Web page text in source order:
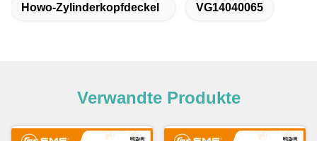
Howo-Zylinderkopfdeckel VG14040065
Verwandte Produkte